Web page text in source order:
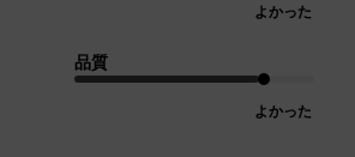
よかった
品質
よかった